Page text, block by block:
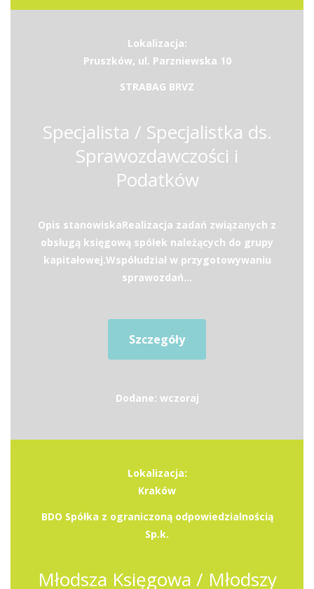
Lokalizacja:
Pruszków, ul. Parzniewska 10
STRABAG BRVZ
Specjalista / Specjalistka ds.
Sprawozdawczości i
Podatków
Opis stanowiskaRealizacja zadań związanych z
obsługą księgową spółek należących do grupy
kapitałowej.Współudział w przygotowywaniu
sprawozdań...
Szczegóły
Dodane: wczoraj
Lokalizacja:
Kraków
BDO Spółka z ograniczoną odpowiedzialnością
Sp.k.
Młodsza Księgowa / Młodszy